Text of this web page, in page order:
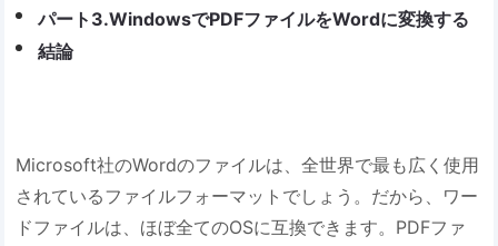
パート3.WindowsでPDFファイルをWordに変換する
結論
Microsoft社のWordのファイルは、全世界で最も広く使用
されているファイルフォーマットでしょう。だから、ワー
ドファイルは、ほぼ全てのOSに互換できます。PDFファ